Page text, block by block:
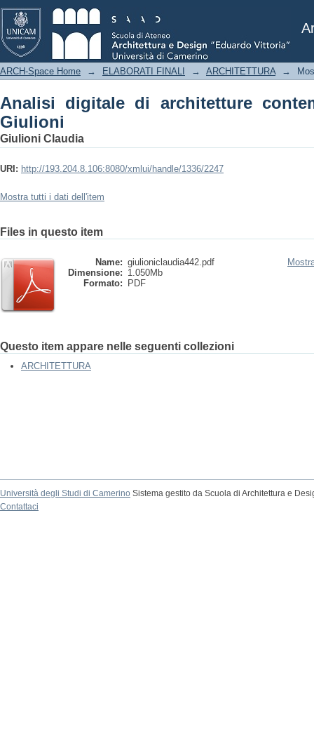
Analisi digitale di architetture
ARCH-Space Home → ELABORATI FINALI → ARCHITETTURA →
Analisi digitale di architetture
Giulioni
Giulioni Claudia
URI: http://193.204.8.106:8080/xmlui/handle/1336/2247
Mostra tutti i dati dell'item
Files in questo item
Name: giulioniclaudia442.pdf
Dimensione: 1.050Mb
Formato:
PDF
Questo item appare nelle seguenti collezioni
ARCHITETTURA
Università degli Studi di Camerino Sistema gestito da Scuola di Architettura e
Contattaci